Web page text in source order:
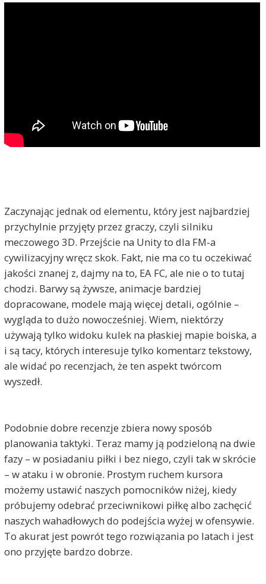
Zaczynając jednak od elementu, który jest najbardziej
przychylnie przyjęty przez graczy, czyli silniku
meczowego 3D. Przejście na Unity to dla FM-a
cywilizacyjny wręcz skok. Fakt, nie ma co tu oczekiwać
jakości znanej z, dajmy na to, EA FC, ale nie o to tutaj
chodzi. Barwy są żywsze, animacje bardziej
dopracowane, modele mają więcej detali, ogólnie –
wygląda to dużo nowocześniej. Wiem, niektórzy
używają tylko widoku kulek na płaskiej mapie boiska, a
i są tacy, których interesuje tylko komentarz tekstowy,
ale widać po recenzjach, że ten aspekt twórcom
wyszedł.
Podobnie dobre recenzje zbiera nowy sposób
planowania taktyki. Teraz mamy ją podzieloną na dwie
fazy – w posiadaniu piłki i bez niego, czyli tak w skrócie
– w ataku i w obronie. Prostym ruchem kursora
możemy ustawić naszych pomocników niżej, kiedy
próbujemy odebrać przeciwnikowi piłkę albo zachęcić
naszych wahadłowych do podejścia wyżej w ofensywie.
To akurat jest powrót tego rozwiązania po latach i jest
ono przyjęte bardzo dobrze.